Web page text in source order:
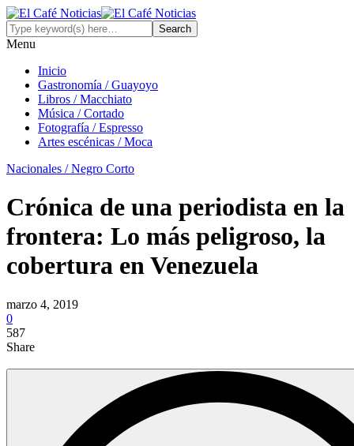
Menu
Inicio
Gastronomía / Guayoyo
Libros / Macchiato
Música / Cortado
Fotografía / Espresso
Artes escénicas / Moca
Nacionales / Negro Corto
Crónica de una periodista en la
frontera: Lo más peligroso, la
cobertura en Venezuela
marzo 4, 2019
0
587
Share